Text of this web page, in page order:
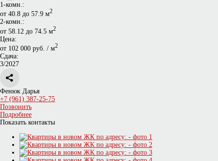
1-комн.:
от 40.8 до 57.9 м2
2-комн.:
от 58.12 до 74.5 м2
Цена:
от 102 000 руб. / м2
Сдача:
3/2027
Фенюк Дарья
+7 (961) 387-25-75
Позвонить
Подробнее
Показать контакты